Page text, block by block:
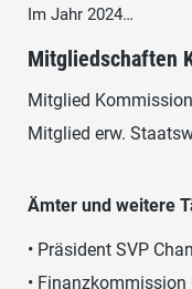
Im Jahr 2024…
Mitgliedschaften
Mitglied
Mitglied erw.
Ämter und weitere
• Präsident SVP
•